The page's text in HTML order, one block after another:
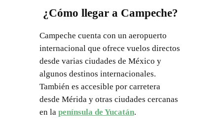
¿Cómo llegar a Campeche?
Campeche cuenta con un aeropuerto
internacional que ofrece vuelos directos
desde varias ciudades de México y
algunos destinos internacionales.
También es accesible por carretera
desde Mérida y otras ciudades cercanas
en la península de Yucatán.